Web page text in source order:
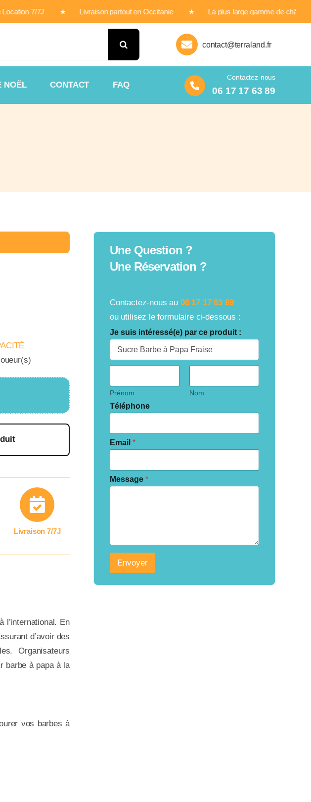
7/7J ★ Livraison partout en Occitanie ★ La plus large gamme de
contact@terraland.fr
NOËL CONTACT FAQ
Contactez-nous
06 17 17 63 89
Livraison 7/7J
l’international. En
d’avoir des
Organisateurs
barbe à papa à la
vos barbes à
Une Question ?
Une Réservation ?
Contactez-nous au 06 17 17 63 89
ou utilisez le formulaire ci-dessous :
Je suis intéressé(e) par ce produit :
C
v
i
i
t
s
*
Prénom Nom
Téléphone
Email *
Message *
Envoyer